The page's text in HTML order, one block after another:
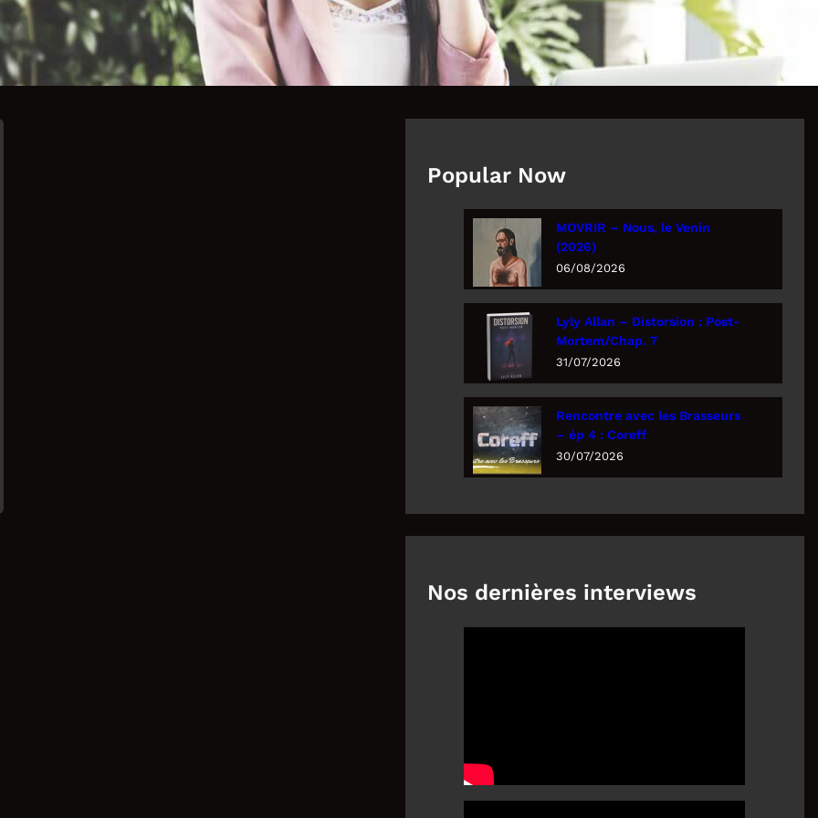
Popular Now
MOVRIR – Nous, le Venin
(2026)
06/08/2026
Lyly Allan – Distorsion : Post-
Mortem/Chap. 7
31/07/2026
Rencontre avec les Brasseurs
– ép 4 : Coreff
30/07/2026
Nos dernières interviews